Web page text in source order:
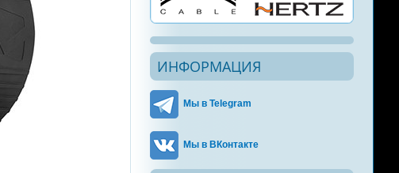
ИНФОРМАЦИЯ
Мы в Telegram
Мы в ВКонтакте